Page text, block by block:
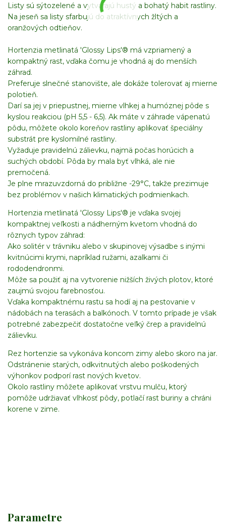
Listy sú sýtozelené a vytvárajú hustý a bohatý habit rastliny.
Na jeseň sa listy sfarbujú do atraktívnych žltých a
oranžových odtieňov.
Hortenzia metlinatá 'Glossy Lips'® má vzpriamený a
kompaktný rast, vďaka čomu je vhodná aj do menších
záhrad.
Preferuje slnečné stanovište, ale dokáže tolerovať aj mierne
polotieň.
Darí sa jej v priepustnej, mierne vlhkej a humóznej pôde s
kyslou reakciou (pH 5,5 - 6,5). Ak máte v záhrade vápenatú
pôdu, môžete okolo koreňov rastliny aplikovať špeciálny
substrát pre kyslomilné rastliny.
Vyžaduje pravidelnú zálievku, najmä počas horúcich a
suchých období. Pôda by mala byť vlhká, ale nie
premočená.
Je plne mrazuvzdorná do približne -29°C, takže prezimuje
bez problémov v našich klimatických podmienkach.
Hortenzia metlinatá 'Glossy Lips'® je vďaka svojej
kompaktnej veľkosti a nádherným kvetom vhodná do
rôznych typov záhrad:
Ako solitér v trávniku alebo v skupinovej výsadbe s inými
kvitnúcimi krymi, napríklad ružami, azalkami či
rododendronmi.
Môže sa použiť aj na vytvorenie nižších živých plotov, ktoré
zaujmú svojou farebnosťou.
Vďaka kompaktnému rastu sa hodí aj na pestovanie v
nádobách na terasách a balkónoch. V tomto prípade je však
potrebné zabezpečiť dostatočne veľký črep a pravidelnú
zálievku.
Rez hortenzie sa vykonáva koncom zimy alebo skoro na jar.
Odstránenie starých, odkvitnutých alebo poškodených
výhonkov podporí rast nových kvetov.
Okolo rastliny môžete aplikovať vrstvu mulču, ktorý
pomôže udržiavať vlhkosť pôdy, potlačí rast buriny a chráni
korene v zime.
Parametre